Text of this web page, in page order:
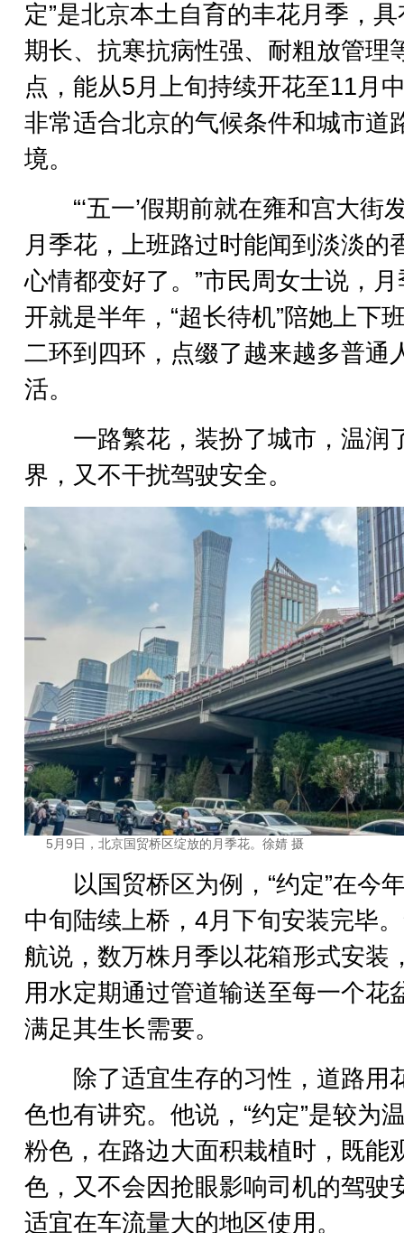
定”是北京本土自育的丰花月季，
期长、抗寒抗病性强、耐粗放管理
点，能从5月上旬持续开花至11月
非常适合北京的气候条件和城市道
境。
“‘五一’假期前就在雍和宫大街
月季花，上班路过时能闻到淡淡的
心情都变好了。”市民周女士说，
开就是半年，“超长待机”陪她上下
二环到四环，点缀了越来越多普通
活。
一路繁花，装扮了城市，温润
界，又不干扰驾驶安全。
5月9日，北京国贸桥区绽放的月季花。徐婧 摄
以国贸桥区为例，“约定”在今
中旬陆续上桥，4月下旬安装完毕
航说，数万株月季以花箱形式安装
用水定期通过管道输送至每一个花
满足其生长需要。
除了适宜生存的习性，道路用
色也有讲究。他说，“约定”是较为
粉色，在路边大面积栽植时，既能
色，又不会因抢眼影响司机的驾驶
适宜在车流量大的地区使用。